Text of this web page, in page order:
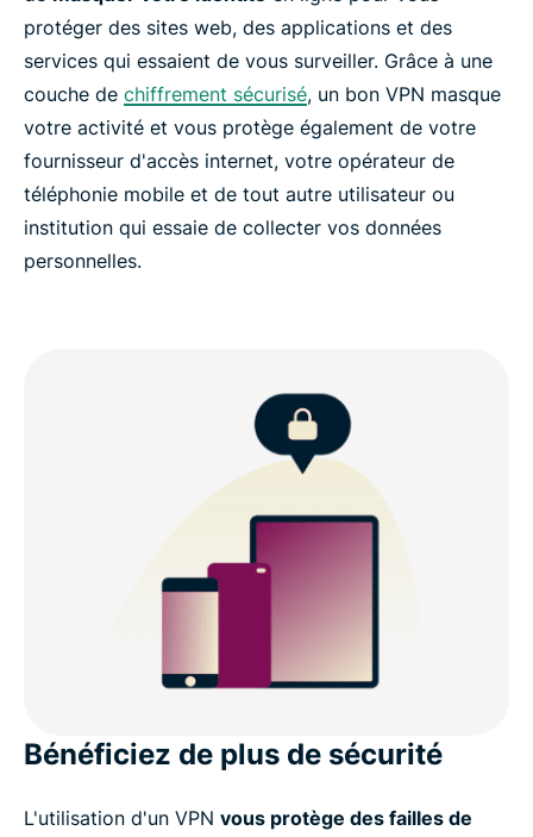
protéger des sites web, des applications et des
services qui essaient de vous surveiller. Grâce à une
couche de chiffrement sécurisé, un bon VPN masque
votre activité et vous protège également de votre
fournisseur d'accès internet, votre opérateur de
téléphonie mobile et de tout autre utilisateur ou
institution qui essaie de collecter vos données
personnelles.
Bénéficiez de plus de sécurité
L'utilisation d'un VPN vous protège des failles de